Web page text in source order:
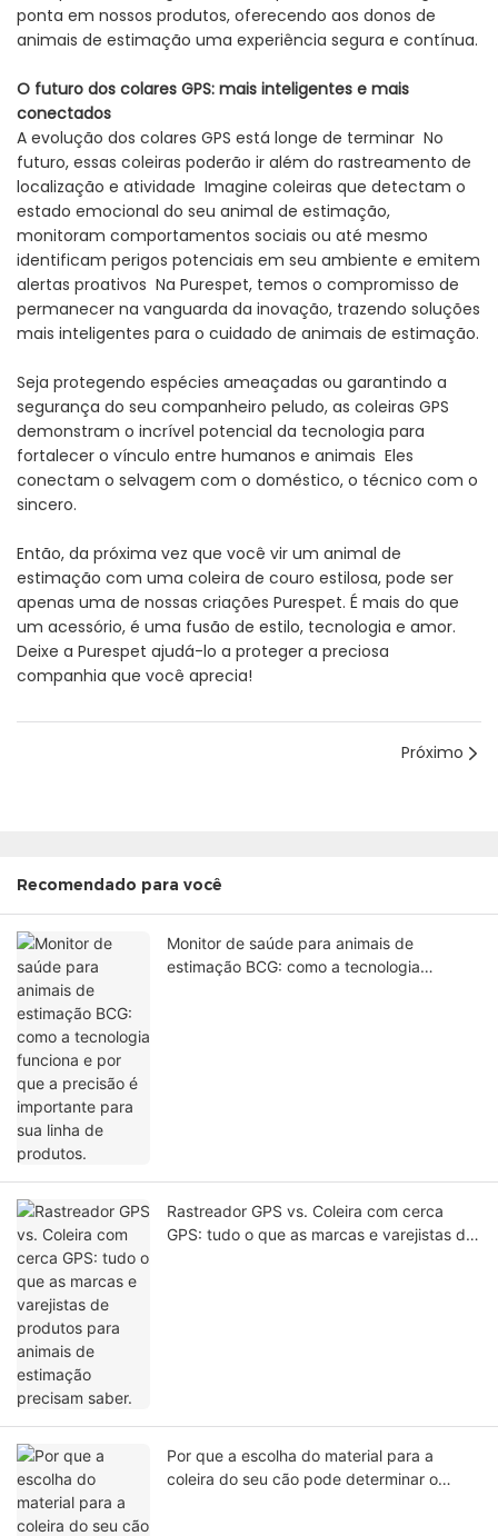
ponta em nossos produtos, oferecendo aos donos de
animais de estimação uma experiência segura e contínua.
O futuro dos colares GPS: mais inteligentes e mais
conectados
A evolução dos colares GPS está longe de terminar No
futuro, essas coleiras poderão ir além do rastreamento de
localização e atividade Imagine coleiras que detectam o
estado emocional do seu animal de estimação,
monitoram comportamentos sociais ou até mesmo
identificam perigos potenciais em seu ambiente e emitem
alertas proativos Na Purespet, temos o compromisso de
permanecer na vanguarda da inovação, trazendo soluções
mais inteligentes para o cuidado de animais de estimação.
Seja protegendo espécies ameaçadas ou garantindo a
segurança do seu companheiro peludo, as coleiras GPS
demonstram o incrível potencial da tecnologia para
fortalecer o vínculo entre humanos e animais Eles
conectam o selvagem com o doméstico, o técnico com o
sincero.
Então, da próxima vez que você vir um animal de
estimação com uma coleira de couro estilosa, pode ser
apenas uma de nossas criações Purespet. É mais do que
um acessório, é uma fusão de estilo, tecnologia e amor.
Deixe a Purespet ajudá-lo a proteger a preciosa
companhia que você aprecia!
Próximo
Recomendado para você
Monitor de saúde para animais de
estimação BCG: como a tecnologia
Rastreador GPS vs. Coleira com cerca
GPS: tudo o que as marcas e varejistas de
Por que a escolha do material para a
coleira do seu cão pode determinar o